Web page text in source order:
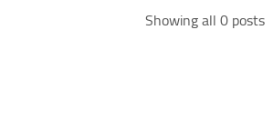
Showing all 0 posts